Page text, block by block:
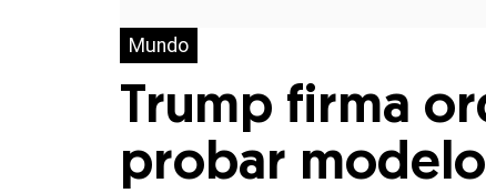
Mundo
Trump firma
probar